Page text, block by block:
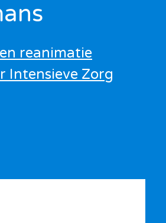
reanimatie
Intensieve Zorg